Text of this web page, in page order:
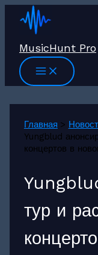
Перейти
MusicHunt Pro
Главная
Yungblud
концертов в
тур и